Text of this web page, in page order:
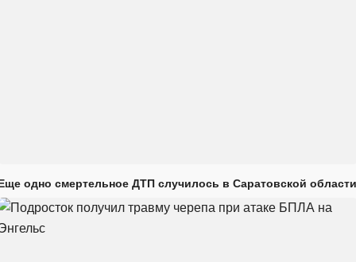
одно смертельное ДТП случилось в Саратовской области